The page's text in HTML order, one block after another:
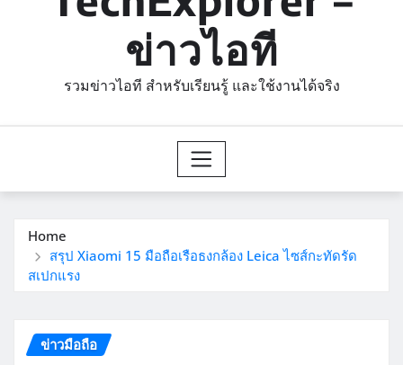
ข่าวไอที
รวมข่าวไอที สำหรับเรียนรู้ และใช้งานได้จริง
Home
สรุป Xiaomi 15 มือถือเรือธงกล้อง Leica ไซส์กะทัดรัด
สเปกแรง
ข่าวมือถือ